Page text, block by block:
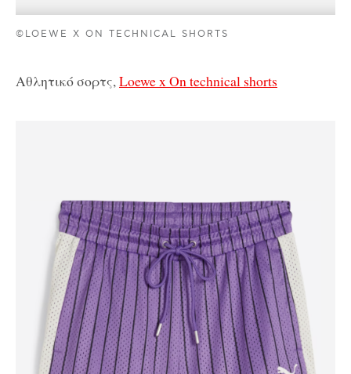
©LOEWE X ON TECHNICAL SHORTS
Αθλητικό σορτς, Loewe x On technical shorts